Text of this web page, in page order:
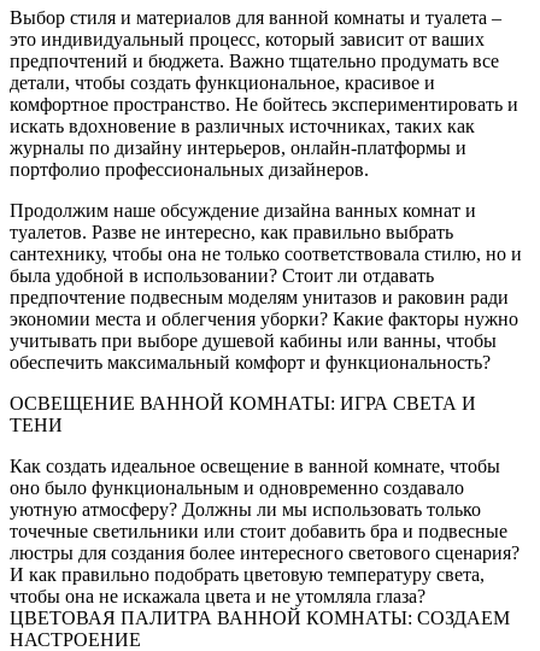
Выбор стиля и материалов для ванной комнаты и туалета –
это индивидуальный процесс, который зависит от ваших
предпочтений и бюджета. Важно тщательно продумать все
детали, чтобы создать функциональное, красивое и
комфортное пространство. Не бойтесь экспериментировать и
искать вдохновение в различных источниках, таких как
журналы по дизайну интерьеров, онлайн-платформы и
портфолио профессиональных дизайнеров.
Продолжим наше обсуждение дизайна ванных комнат и
туалетов. Разве не интересно, как правильно выбрать
сантехнику, чтобы она не только соответствовала стилю, но и
была удобной в использовании? Стоит ли отдавать
предпочтение подвесным моделям унитазов и раковин ради
экономии места и облегчения уборки? Какие факторы нужно
учитывать при выборе душевой кабины или ванны, чтобы
обеспечить максимальный комфорт и функциональность?
ОСВЕЩЕНИЕ ВАННОЙ КОМНАТЫ: ИГРА СВЕТА И
ТЕНИ
Как создать идеальное освещение в ванной комнате, чтобы
оно было функциональным и одновременно создавало
уютную атмосферу? Должны ли мы использовать только
точечные светильники или стоит добавить бра и подвесные
люстры для создания более интересного светового сценария?
И как правильно подобрать цветовую температуру света,
чтобы она не искажала цвета и не утомляла глаза?
ЦВЕТОВАЯ ПАЛИТРА ВАННОЙ КОМНАТЫ: СОЗДАЕМ
НАСТРОЕНИЕ